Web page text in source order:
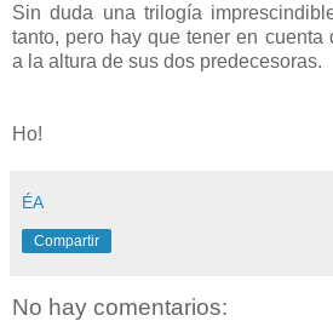
Sin duda una trilogía
tanto, pero hay que tener en cuenta
a la altura de sus dos predecesoras.
Ho!
ÉA
Compartir
No hay comentarios: